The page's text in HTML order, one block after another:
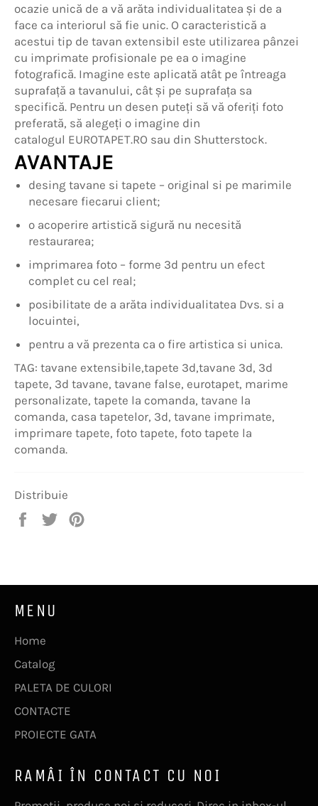
ocazie unică de a vă arăta individualitatea și de a
face ca interiorul să fie unic. O caracteristică a
acestui tip de tavan extensibil este utilizarea pânzei
cu imprimate profisionale pe ea o imagine
fotografică. Imagine este aplicată atât pe întreaga
suprafață a tavanului, cât și pe suprafața sa
specifică. Pentru un desen puteți să vă oferiți foto
preferată, să alegeți o imagine din
catalogul EUROTAPET.RO sau din Shutterstock.
AVANTAJE
desing tavane si tapete – original si pe marimile
necesare fiecarui client;
o acoperire artistică sigură nu necesită
restaurarea;
imprimarea foto – forme 3d pentru un efect
complet cu cel real;
posibilitate de a arăta individualitatea Dvs. si a
locuintei,
pentru a vă prezenta ca o fire artistica si unica.
TAG: tavane extensibile,tapete 3d,tavane 3d, 3d
tapete, 3d tavane, tavane false, eurotapet, marime
personalizate, tapete la comanda, tavane la
comanda, casa tapetelor, 3d, tavane imprimate,
imprimare tapete, foto tapete, foto tapete la
comanda.
Distribuie
Distribuie
Trimite
MENU
Home
Catalog
PALETA DE CULORI
CONTACTE
PROIECTE GATA
RAMÂI ÎN CONTACT CU NOI